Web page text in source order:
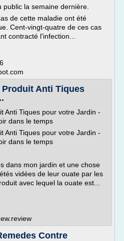
la semaine dernière.
de cette maladie ont été
Cent-vingt-quatre de ces cas
contracté l'infection...
Anti Tiques
Anti Tiques pour votre Jardin -
dans le temps
Anti Tiques pour votre Jardin -
dans le temps
dans mon jardin et une chose
vidées de leur ouate par les
avec lequel la ouate est...
Contre